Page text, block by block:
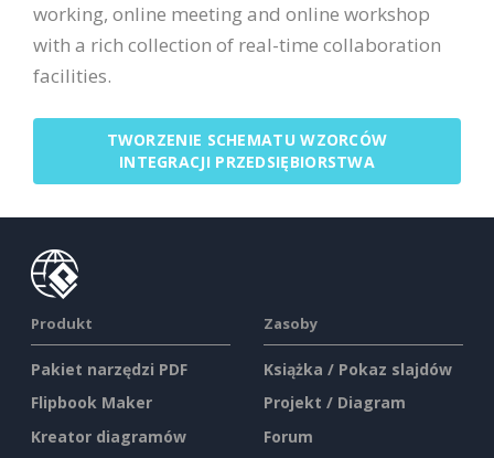
working, online meeting and online workshop
with a rich collection of real-time collaboration
facilities.
TWORZENIE SCHEMATU WZORCÓW
INTEGRACJI PRZEDSIĘBIORSTWA
Produkt
Pakiet narzędzi PDF
Flipbook Maker
Kreator diagramów
Zasoby
Książka / Pokaz slajdów
Projekt / Diagram
Forum